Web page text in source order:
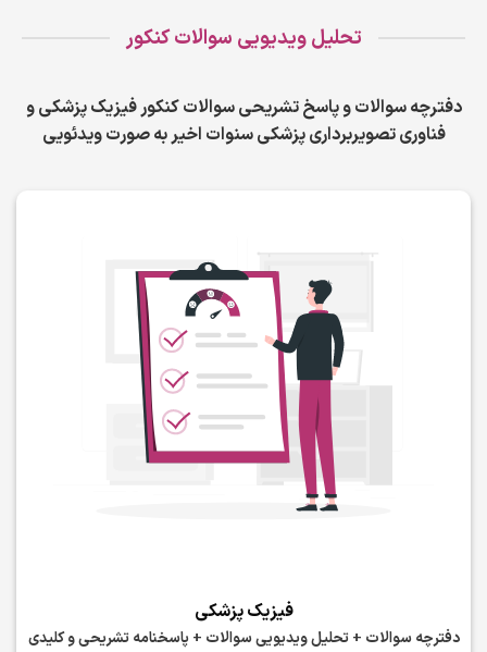
تحلیل ویدیویی سوالات کنکور
دفترچه سوالات و پاسخ تشریحی سوالات کنکور فیزیک پزشکی و
فناوری تصویربرداری پزشکی سنوات اخیر به صورت ویدئویی
فیزیک پزشکی
دفترچه سوالات + تحلیل ویدیویی سوالات + پاسخنامه تشریحی و کلیدی